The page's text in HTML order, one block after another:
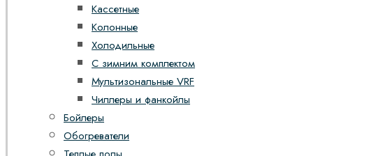
Кассетные
Колонные
Холодильные
С зимним комплектом
Мультизональные VRF
Чиллеры и фанкойлы
Бойлеры
Обогреватели